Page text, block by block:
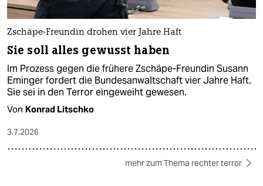
Zschäpe-Freundin drohen vier Jahre Haft
Sie soll alles gewusst haben
Im Prozess gegen die frühere Zschäpe-Freundin Susann
Eminger fordert die Bundesanwaltschaft vier Jahre Haft.
Sie sei in den Terror eingeweiht gewesen.
Von Konrad Litschko
3.7.2026
mehr zum Thema rechter terror